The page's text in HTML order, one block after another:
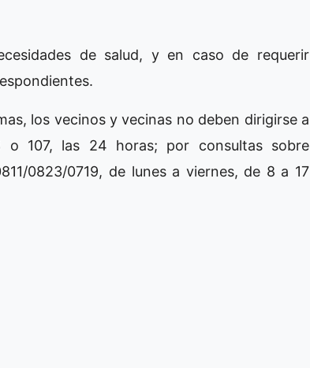
de salud, y en caso de requerir
los vecinos y vecinas no deben dirigirse a
107, las 24 horas; por consultas sobre
0823/0719, de lunes a viernes, de 8 a 17